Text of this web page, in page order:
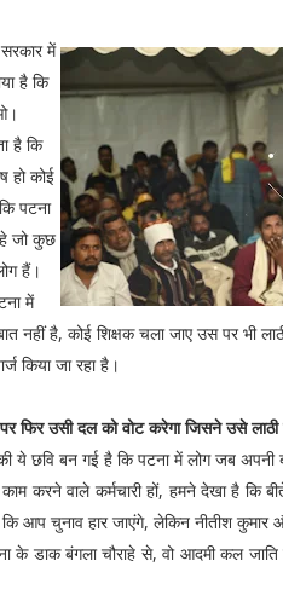
में
है कि
है कि
हो कोई
पटना
जो कुछ
हैं।
में
नहीं है, कोई शिक्षक चला जाए उस पर भी
किया जा रहा है।
फिर उसी दल को वोट करेगा जिसने उसे लाठी
ये छवि बन गई है कि पटना में लोग जब
करने वाले कर्मचारी हों, हमने देखा है कि
आप चुनाव हार जाएंगे, लेकिन नीतीश कुमार
के डाक बंगला चौराहे से, वो आदमी कल